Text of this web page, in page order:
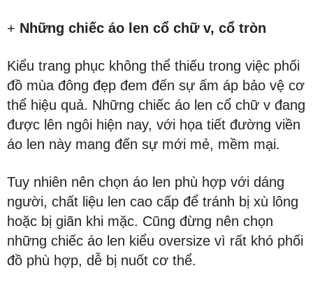
+ Những chiếc áo len cổ chữ v, cổ tròn
Kiểu trang phục không thể thiếu trong việc phối
đồ mùa đông đẹp đem đến sự ấm áp bảo vệ cơ
thể hiệu quả. Những chiếc áo len cổ chữ v đang
được lên ngôi hiện nay, với họa tiết đường viền
áo len này mang đến sự mới mẻ, mềm mại.
Tuy nhiên nên chọn áo len phù hợp với dáng
người, chất liệu len cao cấp để tránh bị xù lông
hoặc bị giãn khi mặc. Cũng đừng nên chọn
những chiếc áo len kiểu oversize vì rất khó phối
đồ phù hợp, dễ bị nuốt cơ thể.